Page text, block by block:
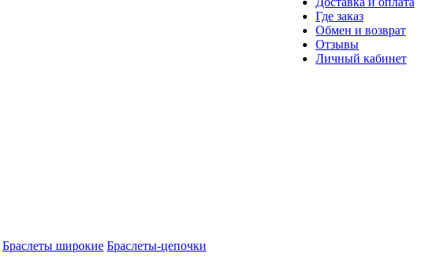
Где заказ
Обмен и возврат
Отзывы
Личный кабинет
Браслеты широкие Браслеты-цепочки